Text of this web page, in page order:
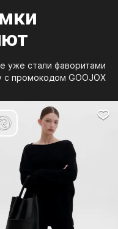
уже стали фаворитами
с промокодом GOOJOX